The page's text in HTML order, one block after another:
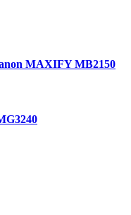
MAXIFY MB2150